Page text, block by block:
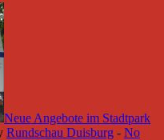
Neue Angebote im Stadtpark
Rundschau Duisburg - No